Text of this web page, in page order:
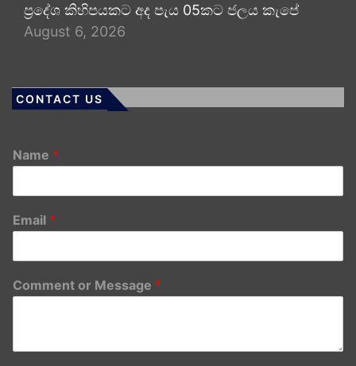
ප්‍රදේශ කිහිපයකට අද පැය 05කට ජලය කැපේ
August 6, 2026
CONTACT US
Name *
Email *
Comment or Message *